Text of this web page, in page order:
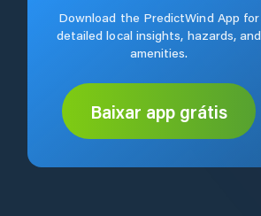
Download the PredictWind App for
detailed local insights, hazards, and
amenities.
Baixar app grátis